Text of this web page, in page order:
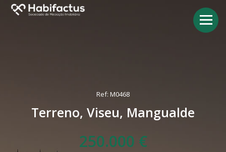
Ref: M0468
Terreno, Viseu, Mangualde
250.000 €